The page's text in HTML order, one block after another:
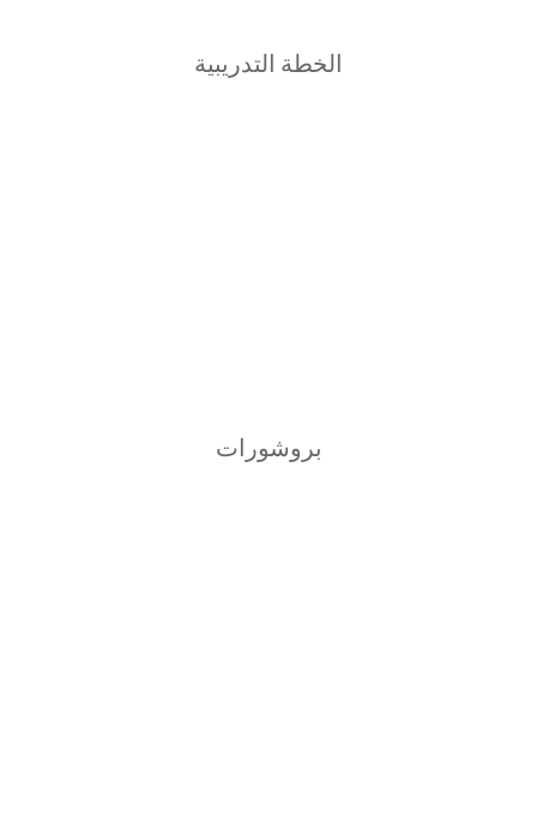
الخطة التدريبية
بروشورات